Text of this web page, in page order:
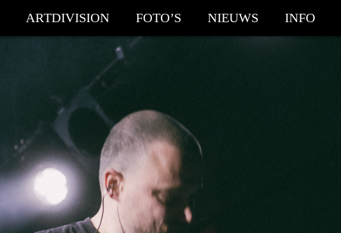
ARTDIVISION FOTO’S NIEUWS INFO